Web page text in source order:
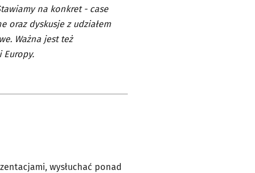
na konkret - case
oraz dyskusje z udziałem
Ważna jest też
wysłuchać ponad